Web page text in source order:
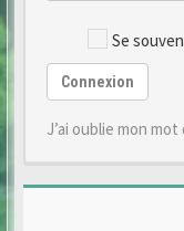
Se
Connexion
J’ai oublie mon mot